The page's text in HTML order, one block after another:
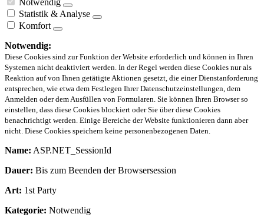
Statistik & Analyse
Komfort
Notwendig:
Diese Cookies sind zur Funktion der Website erforderlich und können in Ihren
Systemen nicht deaktiviert werden. In der Regel werden diese Cookies nur als
Reaktion auf von Ihnen getätigte Aktionen gesetzt, die einer Dienstanforderung
entsprechen, wie etwa dem Festlegen Ihrer Datenschutzeinstellungen, dem
Anmelden oder dem Ausfüllen von Formularen. Sie können Ihren Browser so
einstellen, dass diese Cookies blockiert oder Sie über diese Cookies
benachrichtigt werden. Einige Bereiche der Website funktionieren dann aber
nicht. Diese Cookies speichern keine personenbezogenen Daten.
Name: ASP.NET_SessionId
Dauer: Bis zum Beenden der Browsersession
Art: 1st Party
Kategorie: Notwendig